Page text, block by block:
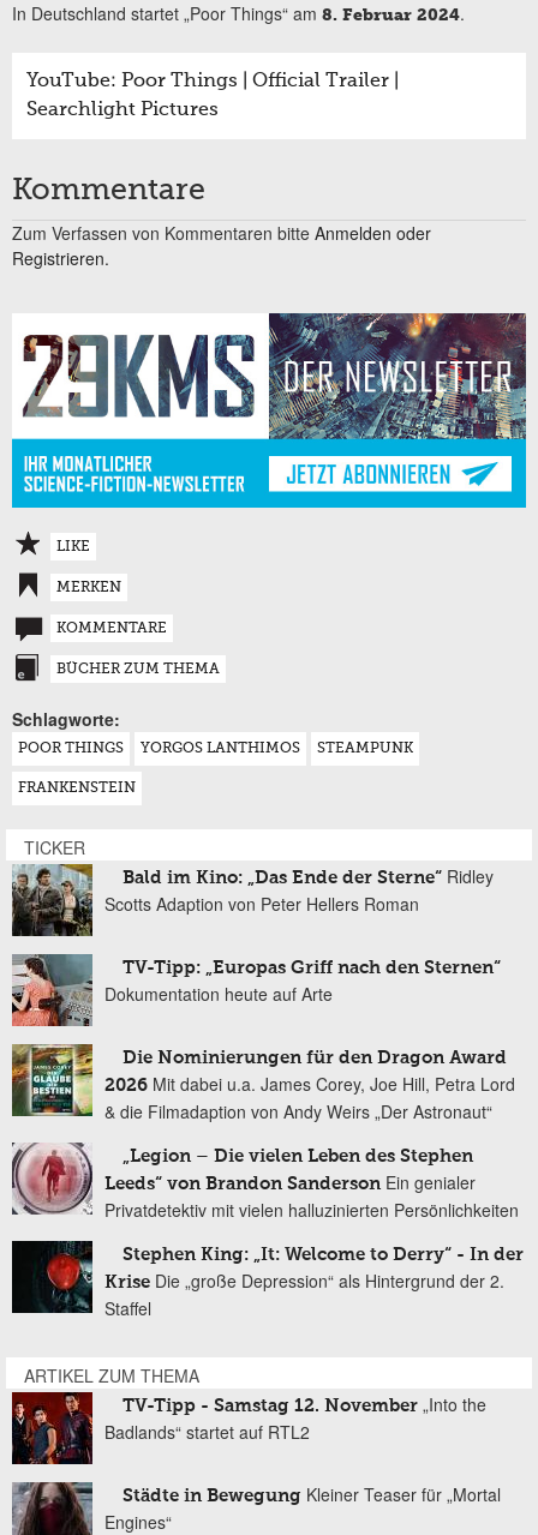
In Deutschland startet „Poor Things“ am 8. Februar 2024.
YouTube: Poor Things | Official Trailer |
Searchlight Pictures
Kommentare
Zum Verfassen von Kommentaren bitte Anmelden oder
Registrieren.
LIKE
MERKEN
KOMMENTARE
BÜCHER ZUM THEMA
Schlagworte:
POOR THINGS YORGOS LANTHIMOS STEAMPUNK
FRANKENSTEIN
TICKER
Bald im Kino: „Das Ende der Sterne“ Ridley
Scotts Adaption von Peter Hellers Roman
TV-Tipp: „Europas Griff nach den Sternen“
Dokumentation heute auf Arte
Die Nominierungen für den Dragon Award
2026 Mit dabei u.a. James Corey, Joe Hill, Petra Lord
& die Filmadaption von Andy Weirs „Der Astronaut“
„Legion – Die vielen Leben des Stephen
Leeds“ von Brandon Sanderson Ein genialer
Privatdetektiv mit vielen halluzinierten Persönlichkeiten
Stephen King: „It: Welcome to Derry“ - In der
Krise Die „große Depression“ als Hintergrund der 2.
Staffel
ARTIKEL ZUM THEMA
TV-Tipp - Samstag 12. November „Into the
Badlands“ startet auf RTL2
Städte in Bewegung Kleiner Teaser für „Mortal
Engines“